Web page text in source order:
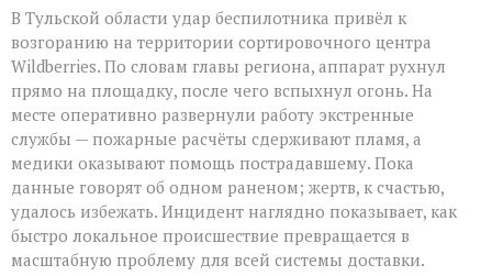
В Тульской области удар беспилотника привёл к
возгоранию на территории сортировочного центра
Wildberries. По словам главы региона, аппарат рухнул
прямо на площадку, после чего вспыхнул огонь. На
месте оперативно развернули работу экстренные
службы — пожарные расчёты сдерживают пламя, а
медики оказывают помощь пострадавшему. Пока
данные говорят об одном раненом; жертв, к счастью,
удалось избежать. Инцидент наглядно показывает, как
быстро локальное происшествие превращается в
масштабную проблему для всей системы доставки.